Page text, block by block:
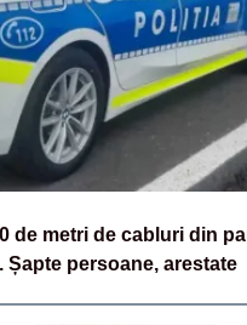
de metri de cabluri din
Șapte persoane, arestate